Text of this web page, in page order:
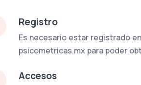
Registro
Es necesario estar registrado
psicometricas.mx para poder
Accesos